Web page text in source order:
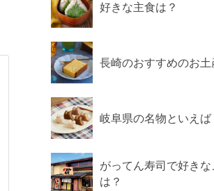
好きな主食は？
長崎のおすすめのお土
岐阜県の名物といえば
がってん寿司で好きな
は？